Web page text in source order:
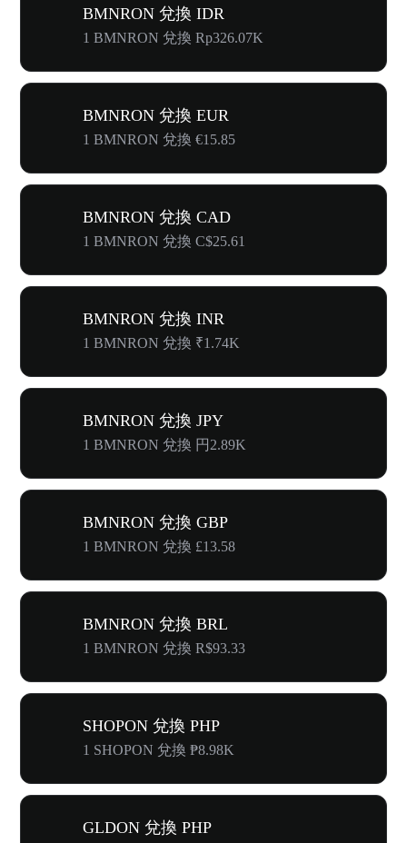
BMNRON 兌換 IDR
1 BMNRON 兌換 Rp326.07K
BMNRON 兌換 EUR
1 BMNRON 兌換 €15.85
BMNRON 兌換 CAD
1 BMNRON 兌換 C$25.61
BMNRON 兌換 INR
1 BMNRON 兌換 ₹1.74K
BMNRON 兌換 JPY
1 BMNRON 兌換 円2.89K
BMNRON 兌換 GBP
1 BMNRON 兌換 £13.58
BMNRON 兌換 BRL
1 BMNRON 兌換 R$93.33
SHOPON 兌換 PHP
1 SHOPON 兌換 ₱8.98K
GLDON 兌換 PHP